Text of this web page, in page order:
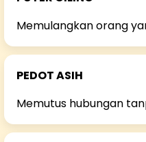
Memulangkan orang
PEDOT ASIH
Memutus hubungan